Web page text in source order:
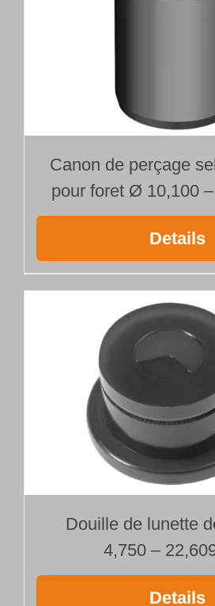
Longueur 1500 mm
Canon de perçage
pour foret Ø 10,100
Details
Douille de lunette
4,750 –
Details